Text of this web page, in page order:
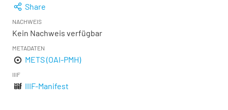
Share
NACHWEIS
Kein Nachweis verfügbar
METADATEN
METS (OAI-PMH)
IIIF
IIIF-Manifest